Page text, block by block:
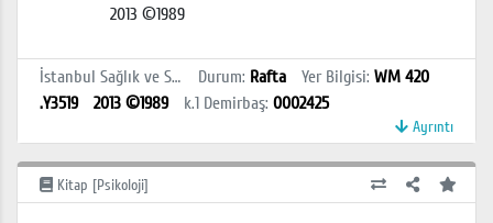
2013 ©1989
İstanbul Sağlık ve Sosyal Bilimler MYO Kütüphanesi Durum: Rafta Yer Bilgisi: WM 420
.Y3519
2013 ©1989 k.1 Demirbaş: 0002425
Ayrıntı
Kitap [Psikoloji]